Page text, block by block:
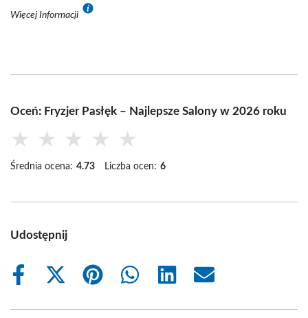
Więcej Informacji
Oceń: Fryzjer Pasłęk – Najlepsze Salony w 2026 roku
★ ★ ★ ★ ★
Średnia ocena: 4.73 Liczba ocen: 6
Udostępnij
Share
Share
(Twitter)
Share
Share
Share
Share